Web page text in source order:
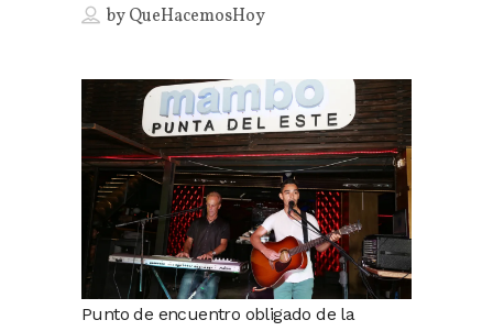
byQueHacemosHoy
Punto de encuentro obligado de la